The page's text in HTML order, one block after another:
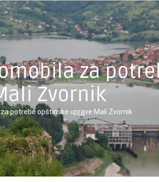
za
Zvornik
potrebe opštinske uprave Mali Zvornik